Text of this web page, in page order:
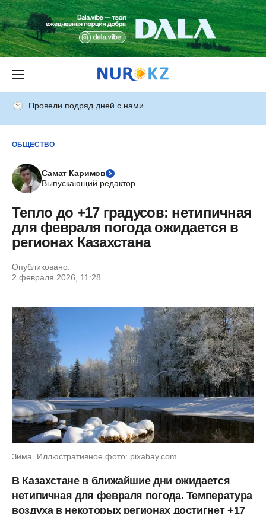
Провели подряд дней с нами
ОБЩЕСТВО
Самат Каримов
Выпускающий редактор
Тепло до +17 градусов: нетипичная
для февраля погода ожидается в
регионах Казахстана
Опубликовано:
2 февраля 2026, 11:28
Зима. Иллюстративное фото: pixabay.com
В Казахстане в ближайшие дни ожидается
нетипичная для февраля погода. Температура
воздуха в некоторых регионах достигнет +17